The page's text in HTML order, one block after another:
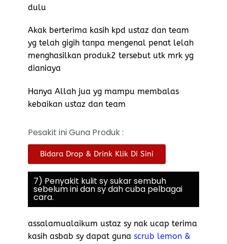
dulu
Akak berterima kasih kpd ustaz dan team
yg telah gigih tanpa mengenal penat lelah
menghasilkan produk2 tersebut utk mrk yg
dianiaya
Hanya Allah jua yg mampu membalas
kebaikan ustaz dan team
Pesakit ini Guna Produk :
Bidara Drop & Drink Klik Di Sini
7) Penyakit kulit sy sukar sembuh
sebelum ini dan sy dah cuba pelbagai
cara.
assalamualaikum ustaz sy nak ucap terima
kasih asbab sy dapat guna scrub lemon &